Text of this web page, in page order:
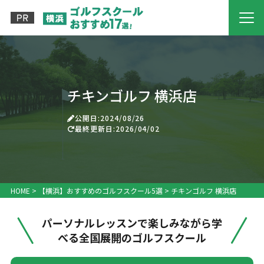
チキンゴルフ 横浜店
公開日:2024/08/26
最終更新日:2026/04/02
HOME > 【横浜】おすすめのゴルフスクール5選> チキンゴルフ 横浜店
パーソナルレッスンで楽しみながら学
べる全国展開のゴルフスクール